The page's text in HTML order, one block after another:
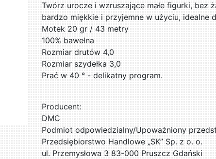
Twórz urocze i wzruszające małe figurki, bez
bardzo miękkie i przyjemne w użyciu, idealne
Motek 20 gr / 43 metry
100% bawełna
Rozmiar drutów 4,0
Rozmiar szydełka 3,0
Prać w 40 ° - delikatny program.
Producent:
DMC
Podmiot odpowiedzialny/Upoważniony
Przedsiębiorstwo Handlowe „SK” Sp. z o. o.
ul. Przemysłowa 3 83-000 Pruszcz Gdański